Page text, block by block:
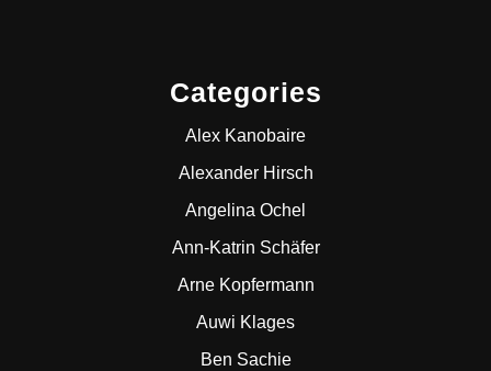
Categories
Alex Kanobaire
Alexander Hirsch
Angelina Ochel
Ann-Katrin Schäfer
Arne Kopfermann
Auwi Klages
Ben Sachie